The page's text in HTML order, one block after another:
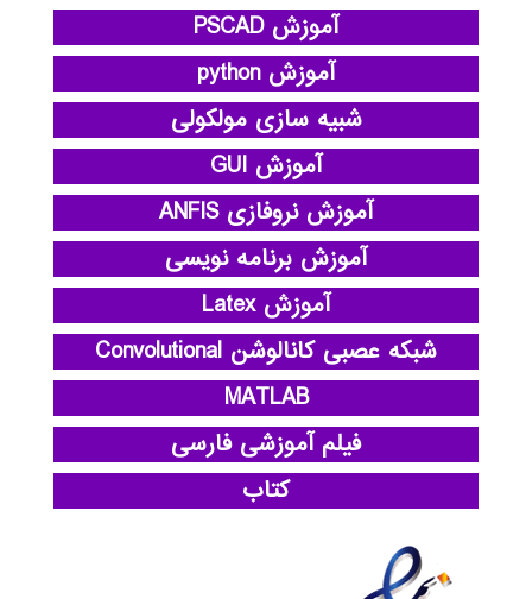
آموزش PSCAD
آموزش python
شبیه سازی مولکولی
آموزش GUI
آموزش نروفازی ANFIS
آموزش برنامه نویسی
آموزش Latex
شبکه عصبی کانالوشن Convolutional
MATLAB
فیلم آموزشی فارسی
کتاب